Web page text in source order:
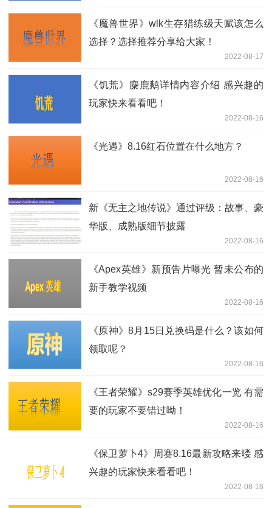
《魔兽世界》wlk生存猎练级天赋该怎么
选择？选择推荐分享给大家！
2022-08-17
《饥荒》麋鹿鹅详情内容介绍 感兴趣的
玩家快来看看吧！
2022-08-16
《光遇》8.16红石位置在什么地方？
2022-08-16
新《无主之地传说》通过评级：故事、豪
华版、成熟版细节披露
2022-08-16
《Apex英雄》新预告片曝光 暂未公布的
新手教学视频
2022-08-16
《原神》8月15日兑换码是什么？该如何
领取呢？
2022-08-16
《王者荣耀》s29赛季英雄优化一览 有需
要的玩家不要错过呦！
2022-08-16
《保卫萝卜4》周赛8.16最新攻略来喽 感
兴趣的玩家快来看看吧！
2022-08-16